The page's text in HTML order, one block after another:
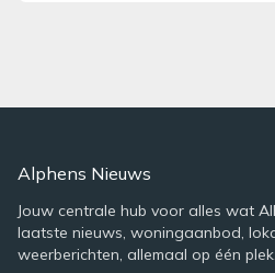
Alphens Nieuws
Jouw centrale hub voor alles wat
laatste nieuws, woningaanbod,
weerberichten, allemaal op één plek.